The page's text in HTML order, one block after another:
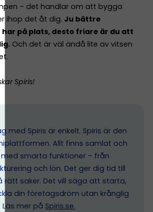
– det handlar om att bygga
ihop det åt dig. Ju bättre
på plats, desto friare är du att
Och det är väl ändå lite av vitsen
Spiris!
med Spiris är enkelt. Spiris är den
Allt finns samlat och
smarta funktioner – från
och lön. Det ger dig tid till
rätt saker. Det vill säga att starta,
din företagsdröm utan krånglig
mer på Spiris.se.